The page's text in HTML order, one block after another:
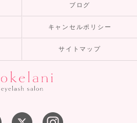
ブログ
キャンセルポリシー
サイトマップ